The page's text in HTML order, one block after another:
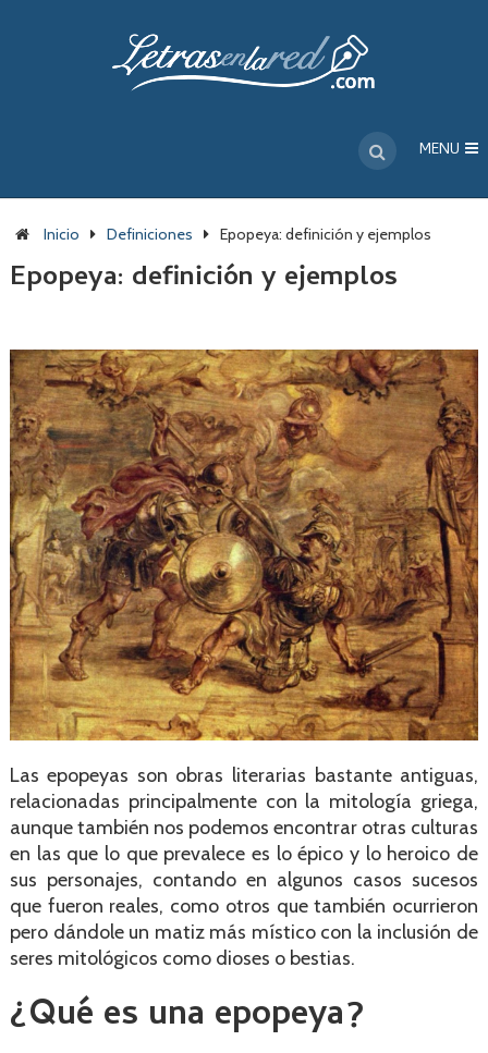
MENU
Inicio Definiciones Epopeya: definición y ejemplos
Epopeya: definición y ejemplos
Las epopeyas son obras literarias bastante antiguas,
relacionadas principalmente con la mitología griega,
aunque también nos podemos encontrar otras culturas
en las que lo que prevalece es lo épico y lo heroico de
sus personajes, contando en algunos casos sucesos
que fueron reales, como otros que también ocurrieron
pero dándole un matiz más místico con la inclusión de
seres mitológicos como dioses o bestias.
¿Qué es una epopeya?